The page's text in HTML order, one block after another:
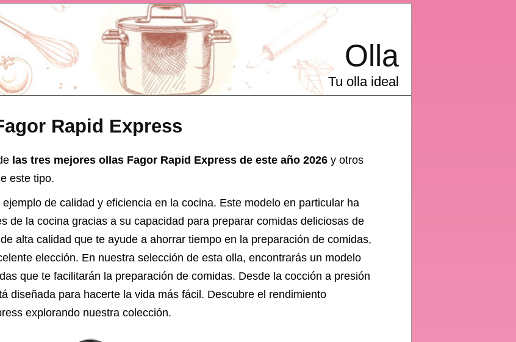
Rapid Express
Olla
Tu olla ideal
las tres mejores ollas Fagor Rapid Express de este año 2026 y otros
este tipo.
de calidad y eficiencia en la cocina. Este modelo en particular ha
de la cocina gracias a su capacidad para preparar comidas deliciosas de
alta calidad que te ayude a ahorrar tiempo en la preparación de comidas,
elección. En nuestra selección de esta olla, encontrarás un modelo
que te facilitarán la preparación de comidas. Desde la cocción a presión
diseñada para hacerte la vida más fácil. Descubre el rendimiento
explorando nuestra colección.